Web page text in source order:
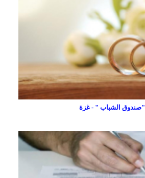
الشباب " - غزة